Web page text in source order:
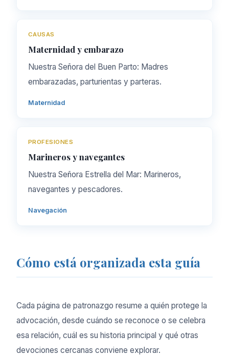
CAUSAS
Maternidad y embarazo
Nuestra Señora del Buen Parto: Madres
embarazadas, parturientas y parteras.
Maternidad
PROFESIONES
Marineros y navegantes
Nuestra Señora Estrella del Mar: Marineros,
navegantes y pescadores.
Navegación
Cómo está organizada esta guía
Cada página de patronazgo resume a quién protege la
advocación, desde cuándo se reconoce o se celebra
esa relación, cuál es su historia principal y qué otras
devociones cercanas conviene explorar.